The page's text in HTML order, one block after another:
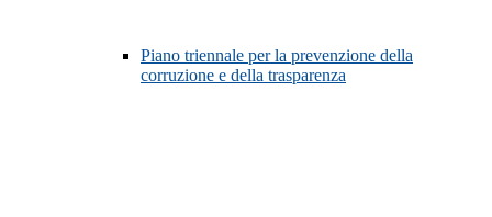
Piano triennale per la prevenzione della
corruzione e della trasparenza